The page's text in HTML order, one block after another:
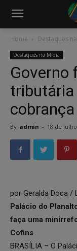
Home Destaques
Destaques na Mídia
Governo
By admin - 18 de
por Geralda Doca /
Palácio do
faça uma
Cofins
BRASÍLIA – O